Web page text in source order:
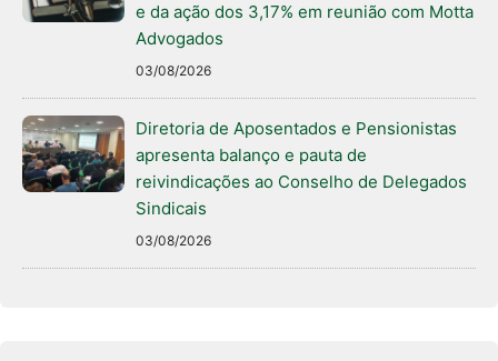
e da ação dos 3,17% em reunião com Motta
Advogados
03/08/2026
Diretoria de Aposentados e Pensionistas
apresenta balanço e pauta de
reivindicações ao Conselho de Delegados
Sindicais
03/08/2026